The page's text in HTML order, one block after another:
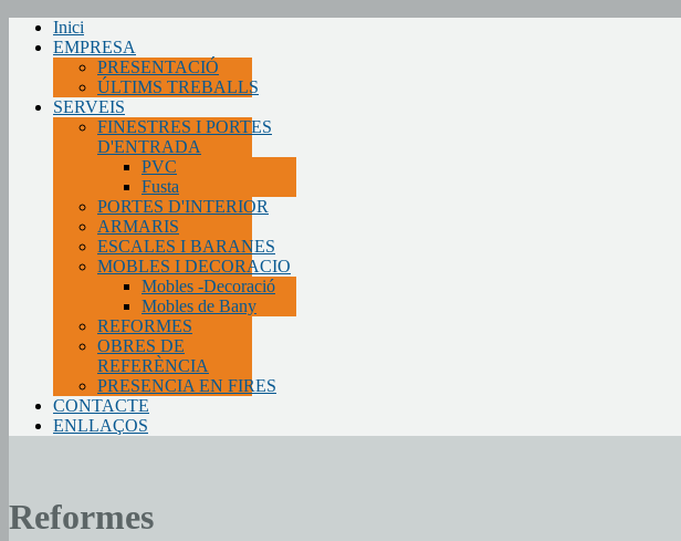
Inici
EMPRESA
PRESENTACIÓ
ÚLTIMS TREBALLS
SERVEIS
FINESTRES I PORTES
D'ENTRADA
PVC
Fusta
PORTES D'INTERIOR
ARMARIS
ESCALES I BARANES
MOBLES I DECORACIO
Mobles -Decoració
Mobles de Bany
REFORMES
OBRES DE
REFERÈNCIA
PRESENCIA EN FIRES
CONTACTE
ENLLAÇOS
Reformes